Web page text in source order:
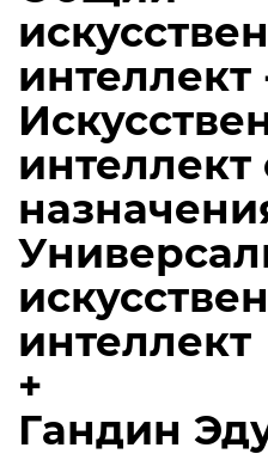
интеллект
интеллект
+
Гандин